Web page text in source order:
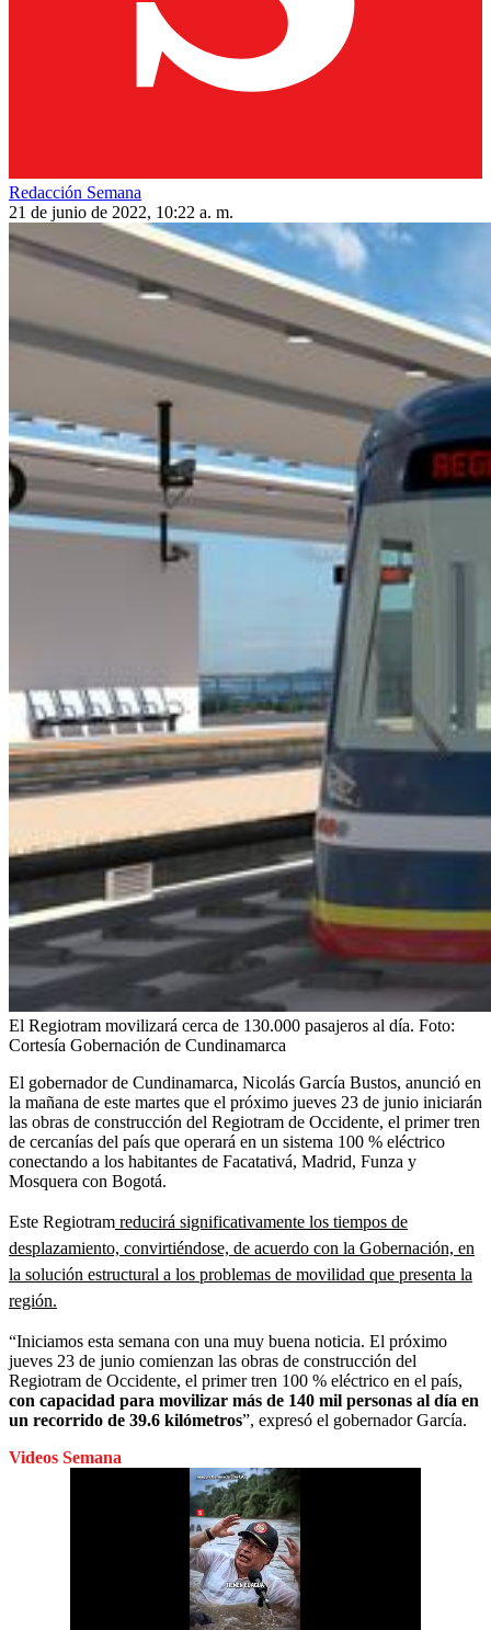
Redacción Semana
21 de junio de 2022, 10:22 a. m.
El Regiotram movilizará cerca de 130.000 pasajeros al día. Foto:
Cortesía Gobernación de Cundinamarca
El gobernador de Cundinamarca, Nicolás García Bustos, anunció en
la mañana de este martes que el próximo jueves 23 de junio iniciarán
las obras de construcción del Regiotram de Occidente, el primer tren
de cercanías del país que operará en un sistema 100 % eléctrico
conectando a los habitantes de Facatativá, Madrid, Funza y
Mosquera con Bogotá.
Este Regiotram reducirá significativamente los tiempos de
desplazamiento, convirtiéndose, de acuerdo con la Gobernación, en
la solución estructural a los problemas de movilidad que presenta la
región.
“Iniciamos esta semana con una muy buena noticia. El próximo
jueves 23 de junio comienzan las obras de construcción del
Regiotram de Occidente, el primer tren 100 % eléctrico en el país,
con capacidad para movilizar más de 140 mil personas al día en
un recorrido de 39.6 kilómetros”, expresó el gobernador García.
Videos Semana